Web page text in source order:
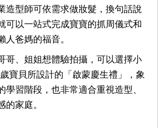
造型師可依需求做妝髮，換句話說
可以一站式完成寶寶的抓周儀式和
人爸媽的福音。
哥、姐姐想體驗拍攝，可以選擇小
寶貝所設計的「啟蒙慶生禮」，象
學習階段，也非常適合重視造型、
的家庭。